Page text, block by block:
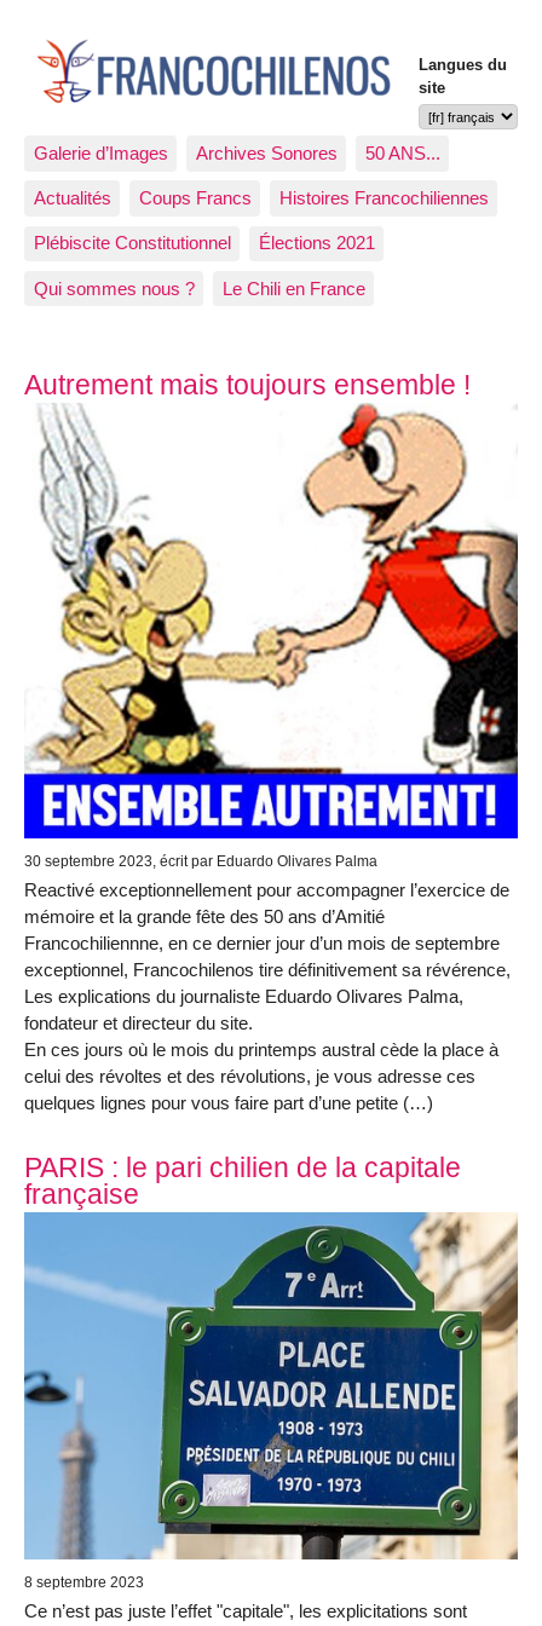
Langues du
site
Galerie d’Images Archives Sonores 50 ANS...
Actualités Coups Francs Histoires Francochiliennes
Plébiscite Constitutionnel Élections 2021
Qui sommes nous ? Le Chili en France
Articles les plus récents
Autrement mais toujours ensemble !
30 septembre 2023, écrit par Eduardo Olivares Palma
Reactivé exceptionnellement pour accompagner l’exercice de
mémoire et la grande fête des 50 ans d’Amitié
Francochiliennne, en ce dernier jour d’un mois de septembre
exceptionnel, Francochilenos tire définitivement sa révérence,
Les explications du journaliste Eduardo Olivares Palma,
fondateur et directeur du site.
En ces jours où le mois du printemps austral cède la place à
celui des révoltes et des révolutions, je vous adresse ces
quelques lignes pour vous faire part d’une petite (…)
PARIS : le pari chilien de la capitale
française
8 septembre 2023
Ce n’est pas juste l’effet "capitale", les explicitations sont